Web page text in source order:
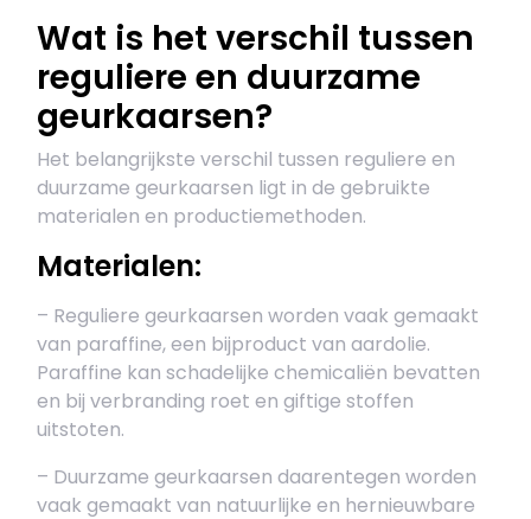
Wat is het verschil tussen
reguliere en duurzame
geurkaarsen?
Het belangrijkste verschil tussen reguliere en
duurzame geurkaarsen ligt in de gebruikte
materialen en productiemethoden.
Materialen:
– Reguliere geurkaarsen worden vaak gemaakt
van paraffine, een bijproduct van aardolie.
Paraffine kan schadelijke chemicaliën bevatten
en bij verbranding roet en giftige stoffen
uitstoten.
– Duurzame geurkaarsen daarentegen worden
vaak gemaakt van natuurlijke en hernieuwbare